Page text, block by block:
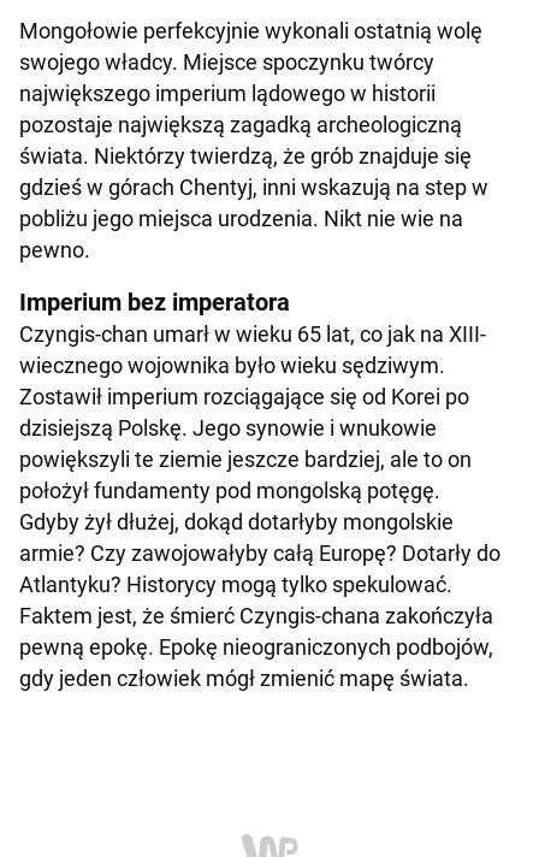
Mongołowie perfekcyjnie wykonali ostatnią wolę
swojego władcy. Miejsce spoczynku twórcy
największego imperium lądowego w historii
pozostaje największą zagadką archeologiczną
świata. Niektórzy twierdzą, że grób znajduje się
gdzieś w górach Chentyj, inni wskazują na step w
pobliżu jego miejsca urodzenia. Nikt nie wie na
pewno.
Imperium bez imperatora
Czyngis-chan umarł w wieku 65 lat, co jak na XIII-
wiecznego wojownika było wieku sędziwym.
Zostawił imperium rozciągające się od Korei po
dzisiejszą Polskę. Jego synowie i wnukowie
powiększyli te ziemie jeszcze bardziej, ale to on
położył fundamenty pod mongolską potęgę.
Gdyby żył dłużej, dokąd dotarłyby mongolskie
armie? Czy zawojowałyby całą Europę? Dotarły do
Atlantyku? Historycy mogą tylko spekulować.
Faktem jest, że śmierć Czyngis-chana zakończyła
pewną epokę. Epokę nieograniczonych podbojów,
gdy jeden człowiek mógł zmienić mapę świata.